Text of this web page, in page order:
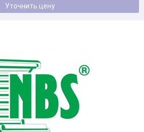
Уточнить цену